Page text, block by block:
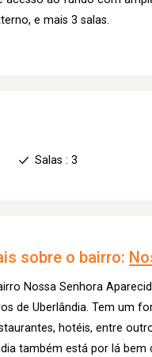
e mais 3 salas.
Salas : 3
sobre o bairro:
Nossa Senhora
de Uberlândia. Tem um
hotéis, entre
também está por lá